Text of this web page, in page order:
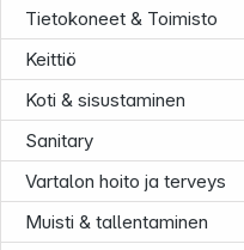
Tietokoneet & Toimisto
Keittiö
Koti & sisustaminen
Sanitary
Vartalon hoito ja terveys
Muisti & tallentaminen